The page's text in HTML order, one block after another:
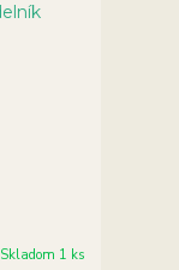
Skladom 1 ks